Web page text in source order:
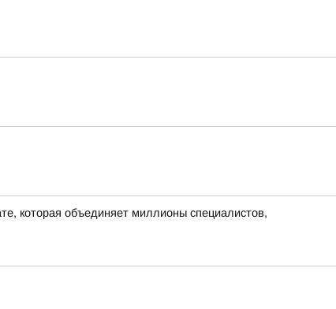
которая объединяет миллионы специалистов,